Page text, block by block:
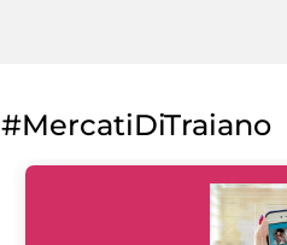
#MercatiDiTraiano